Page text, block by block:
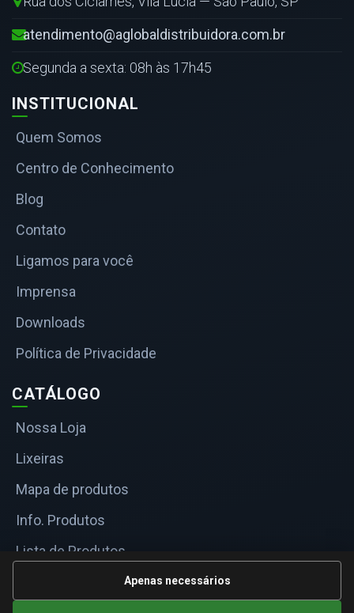
atendimento@aglobaldistribuidora.com.br
Segunda a sexta: 08h às 17h45
INSTITUCIONAL
Quem Somos
Centro de Conhecimento
Blog
Contato
Ligamos para você
Imprensa
Downloads
Política de Privacidade
CATÁLOGO
Nossa Loja
Lixeiras
Mapa de produtos
Info. Produtos
Lista de Produtos
Informações TécnicasApenas necessários